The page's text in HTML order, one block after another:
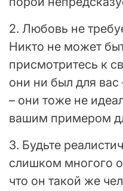
2. Любовь не
Никто не может
присмотритесь к
они ни был для
– они тоже не
вашим примером
3. Будьте
слишком многого
что он такой же